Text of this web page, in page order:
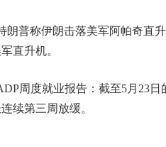
朗普称伊朗击落美军阿帕奇直
直升机。
周度就业报告：截至5月23
续第三周放缓。